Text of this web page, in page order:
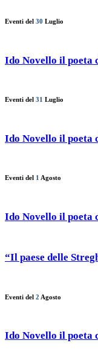
Eventi del 30 Luglio
Ido Novello il poeta
Eventi del 31 Luglio
Ido Novello il poeta
Eventi del 1 Agosto
Ido Novello il poeta
“Il paese delle
Eventi del 2 Agosto
Ido Novello il poeta